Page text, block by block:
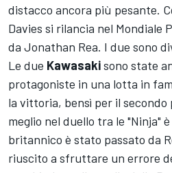
distacco ancora più pesante.
Davies si rilancia nel Mondiale
da Jonathan Rea. I due sono
Le due Kawasakisono state
protagoniste in una lotta in
la vittoria, bensì per il secondo
meglio nel duello tra le "Ninja"
britannico è stato passato da
riuscito a sfruttare un errore